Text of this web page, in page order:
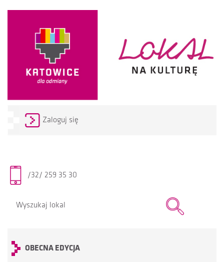
Zaloguj się
/32/ 259 35 30
OBECNA EDYCJA